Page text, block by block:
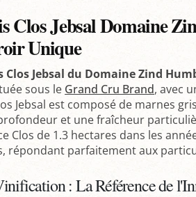
Clos Jebsal Domaine
Unique
Clos Jebsal du Domaine Zind
sous le Grand Cru Brand, avec
Jebsal est composé de marnes
et une fraîcheur
Clos de 1.3 hectares dans les
répondant parfaitement aux
: La Référence de